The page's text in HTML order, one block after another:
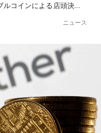
ルコインによる店頭決…
ニュース